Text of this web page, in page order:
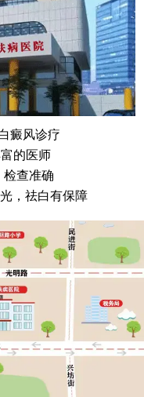
癜风诊疗
的医师
检查准确
，祛白有保障